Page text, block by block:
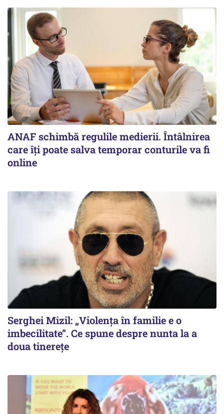
ANAF schimbă regulile medierii. Întâlnirea
care îți poate salva temporar conturile va fi
online
Serghei Mizil: „Violența în familie e o
imbecilitate”. Ce spune despre nunta la a
doua tinerețe